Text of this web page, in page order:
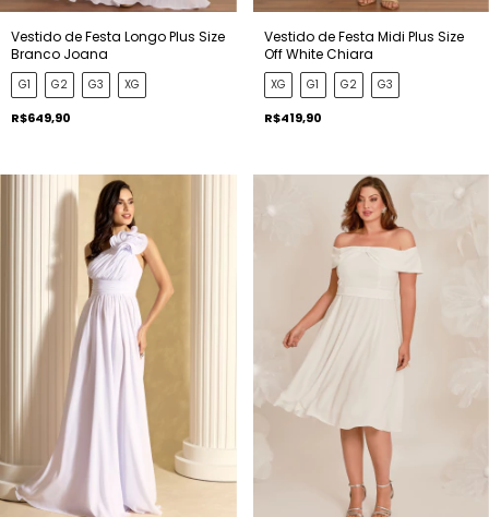
Vestido de Festa Longo Plus Size
Branco Joana
G1 G2 G3 XG
R$649,90
Vestido de Festa Midi Plus Size
Off White Chiara
XG G1 G2 G3
R$419,90